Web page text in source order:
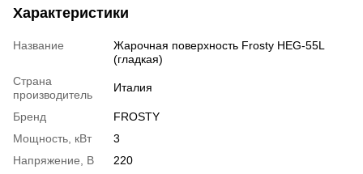
Характеристики
Название
Жарочная поверхность Frosty HEG-55L
(гладкая)
Страна
производитель
Италия
Бренд
FROSTY
Мощность, кВт
3
Напряжение, В
220